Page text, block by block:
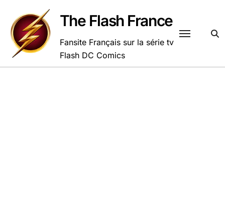
contenu
The Flash France
Fansite Français sur la série tv
Flash DC Comics